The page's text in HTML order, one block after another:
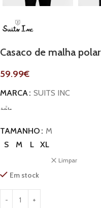
Casaco de malha polar
59.99€
MARCA SUITS INC
TAMANHO
M
S
M L XL
Limpar
Em stock